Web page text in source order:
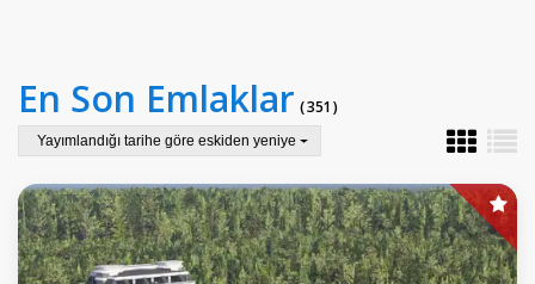
En Son Emlaklar ( 351 )
Yayımlandığı tarihe göre eskiden yeniye